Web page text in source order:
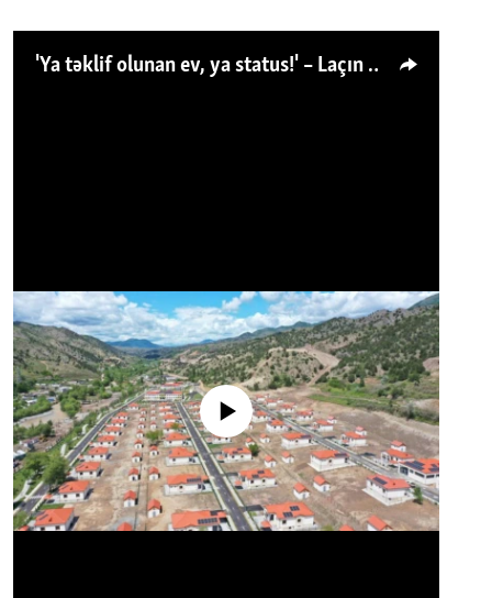
'Ya təklif olunan ev, ya status!' – Laçın köçkünü: 'Laçından başqa heç hara!'
No media source currently available